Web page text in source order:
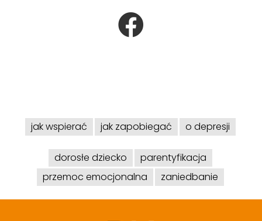
jak wspierać jak zapobiegać o depresji
dorosłe dziecko
parentyfikacja
przemoc emocjonalna
zaniedbanie